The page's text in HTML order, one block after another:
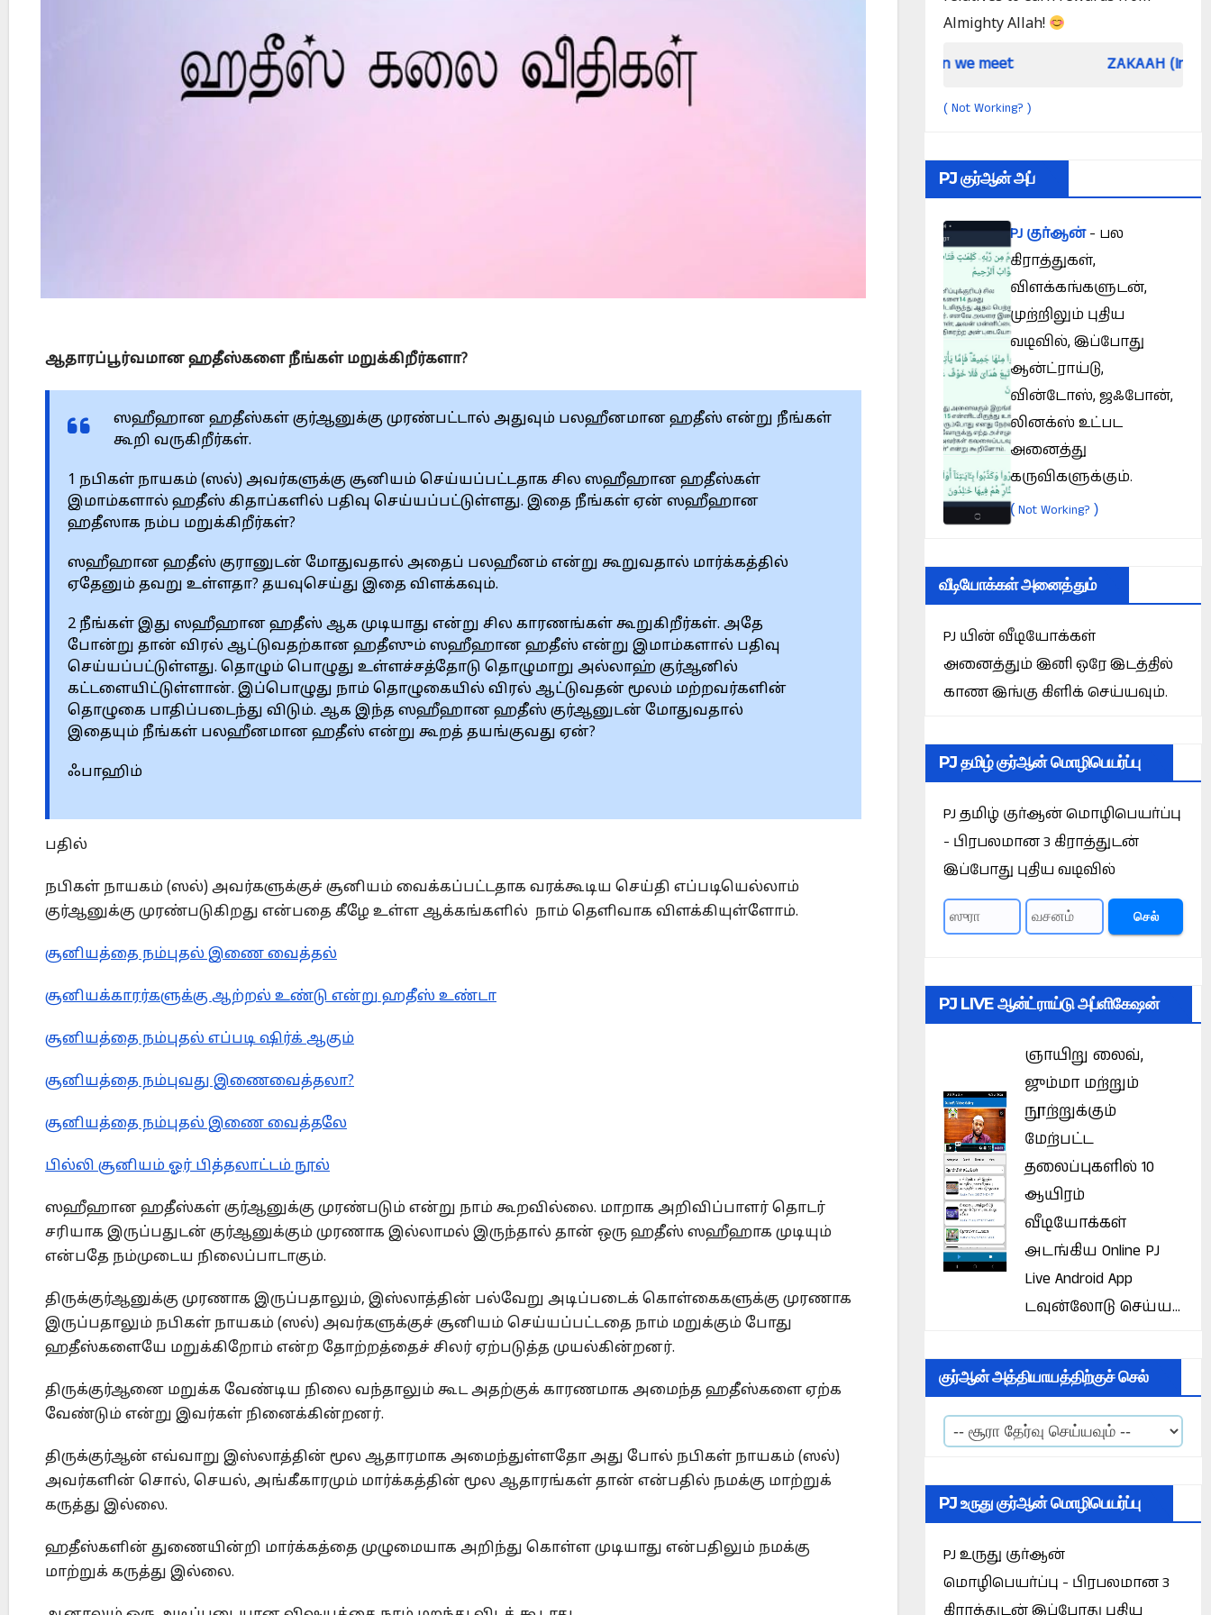
ஆதாரப்பூர்வமான ஹதீஸ்களை நீங்கள் மறுக்கிறீர்களா?
ஸஹீஹான ஹதீஸ்கள் குர்ஆனுக்கு முரண்பட்டால் அதுவும் பலஹீனமான ஹதீஸ் என்று நீங்கள்
கூறி வருகிறீர்கள்.
1 நபிகள் நாயகம் (ஸல்) அவர்களுக்கு சூனியம் செய்யப்பட்டதாக சில ஸஹீஹான ஹதீஸ்கள்
இமாம்களால் ஹதீஸ் கிதாப்களில் பதிவு செய்யப்பட்டுள்ளது. இதை நீங்கள் ஏன் ஸஹீஹான
ஹதீஸாக நம்ப மறுக்கிறீர்கள்?
ஸஹீஹான ஹதீஸ் குரானுடன் மோதுவதால் அதைப் பலஹீனம் என்று கூறுவதால் மார்க்கத்தில்
ஏதேனும் தவறு உள்ளதா? தயவுசெய்து இதை விளக்கவும்.
2 நீங்கள் இது ஸஹீஹான ஹதீஸ் ஆக முடியாது என்று சில காரணங்கள் கூறுகிறீர்கள். அதே
போன்று தான் விரல் ஆட்டுவதற்கான ஹதீஸும் ஸஹீஹான ஹதீஸ் என்று இமாம்களால் பதிவு
செய்யப்பட்டுள்ளது. தொழும் பொழுது உள்ளச்சத்தோடு தொழுமாறு அல்லாஹ் குர்ஆனில்
கட்டளையிட்டுள்ளான். இப்பொழுது நாம் தொழுகையில் விரல் ஆட்டுவதன் மூலம் மற்றவர்களின்
தொழுகை பாதிப்படைந்து விடும். ஆக இந்த ஸஹீஹான ஹதீஸ் குர்ஆனுடன் மோதுவதால்
இதையும் நீங்கள் பலஹீனமான ஹதீஸ் என்று கூறத் தயங்குவது ஏன்?
ஃபாஹிம்
பதில்
நபிகள் நாயகம் (ஸல்) அவர்களுக்குச் சூனியம் வைக்கப்பட்டதாக வரக்கூடிய செய்தி எப்படியெல்லாம்
குர்ஆனுக்கு முரண்படுகிறது என்பதை கீழே உள்ள ஆக்கங்களில் நாம் தெளிவாக விளக்கியுள்ளோம்.
சூனியத்தை நம்புதல் இணை வைத்தல்
சூனியக்காரர்களுக்கு ஆற்றல் உண்டு என்று ஹதீஸ் உண்டா
சூனியத்தை நம்புதல் எப்படி ஷிர்க் ஆகும்
சூனியத்தை நம்புவது இணைவைத்தலா?
சூனியத்தை நம்புதல் இணை வைத்தலே
பில்லி சூனியம் ஓர் பித்தலாட்டம் நூல்
ஸஹீஹான ஹதீஸ்கள் குர்ஆனுக்கு முரண்படும் என்று நாம் கூறவில்லை. மாறாக அறிவிப்பாளர் தொடர்
சரியாக இருப்பதுடன் குர்ஆனுக்கும் முரணாக இல்லாமல் இருந்தால் தான் ஒரு ஹதீஸ் ஸஹீஹாக முடியும்
என்பதே நம்முடைய நிலைப்பாடாகும்.
திருக்குர்ஆனுக்கு முரணாக இருப்பதாலும், இஸ்லாத்தின் பல்வேறு அடிப்படைக் கொள்கைகளுக்கு முரணாக
இருப்பதாலும் நபிகள் நாயகம் (ஸல்) அவர்களுக்குச் சூனியம் செய்யப்பட்டதை நாம் மறுக்கும் போது
ஹதீஸ்களையே மறுக்கிறோம் என்ற தோற்றத்தைச் சிலர் ஏற்படுத்த முயல்கின்றனர்.
திருக்குர்ஆனை மறுக்க வேண்டிய நிலை வந்தாலும் கூட அதற்குக் காரணமாக அமைந்த ஹதீஸ்களை ஏற்க
வேண்டும் என்று இவர்கள் நினைக்கின்றனர்.
திருக்குர்ஆன் எவ்வாறு இஸ்லாத்தின் மூல ஆதாரமாக அமைந்துள்ளதோ அது போல் நபிகள் நாயகம் (ஸல்)
அவர்களின் சொல், செயல், அங்கீகாரமும் மார்க்கத்தின் மூல ஆதாரங்கள் தான் என்பதில் நமக்கு மாற்றுக்
கருத்து இல்லை.
ஹதீஸ்களின் துணையின்றி மார்க்கத்தை முழுமையாக அறிந்து கொள்ள முடியாது என்பதிலும் நமக்கு
மாற்றுக் கருத்து இல்லை.
Almighty Allah!
Did Jesus Resurrect on Sunday or Monday? Is Prophet Muhammad superior to Jesus? ZAKAAH (In the light of
( Not Working? )
PJ குர்ஆன் அப்
PJ குர்ஆன்- பல
கிராத்துகள்,
விளக்கங்களுடன்,
முற்றிலும் புதிய
வடிவில், இப்போது
ஆன்ட்ராய்டு,
வின்டோஸ், ஜஃபோன்,
லினக்ஸ் உட்பட
அனைத்து
கருவிகளுக்கும்.
(Not Working? )
வீடியோக்கள் அனைத்தும்
PJ யின் வீடியோக்கள்
அனைத்தும் இனி ஒரே இடத்தில்
காண இங்கு கிளிக் செய்யவும்.
PJ தமிழ் குர்ஆன் மொழிபெயர்ப்பு
PJ தமிழ் குர்ஆன் மொழிபெயர்ப்பு
- பிரபலமான 3 கிராத்துடன்
இப்போது புதிய வடிவில்
செல்
PJ LIVE ஆன்ட்ராய்டு அப்ளிகேஷன்
ஞாயிறு லைவ்,
ஜும்மா மற்றும்
நூற்றுக்கும்
மேற்பட்ட
தலைப்புகளில் 10
ஆயிரம்
வீடியோக்கள்
அடங்கிய Online PJ
Live Android App
டவுன்லோடு செய்ய...
குர்ஆன் அத்தியாயத்திற்குச் செல்
PJ உருது குர்ஆன் மொழிபெயர்ப்பு
PJ உருது குர்ஆன்
மொழிபெயர்ப்பு - பிரபலமான 3